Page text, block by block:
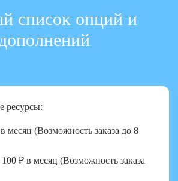
список опций и
дополнений
ресурсы:
месяц (Возможность заказа до 8
₽ в месяц (Возможность заказа